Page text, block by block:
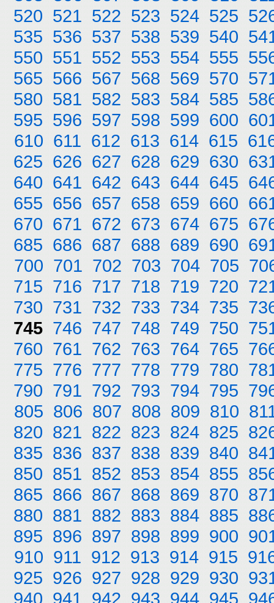
520 521 522 523 524 525
535 536 537 538 539 540
550 551 552 553 554 555
565 566 567 568 569 570
580 581 582 583 584 585
595 596 597 598 599 600
610 611 612 613 614 615
625 626 627 628 629 630
640 641 642 643 644 645
655 656 657 658 659 660
670 671 672 673 674 675
685 686 687 688 689 690
700 701 702 703 704 705
715 716 717 718 719 720
730 731 732 733 734 735
745 746 747 748 749 750
760 761 762 763 764 765
775 776 777 778 779 780
790 791 792 793 794 795
805 806 807 808 809 810
820 821 822 823 824 825
835 836 837 838 839 840
850 851 852 853 854 855
865 866 867 868 869 870
880 881 882 883 884 885
895 896 897 898 899 900
910 911 912 913 914 915
925 926 927 928 929 930
940 941 942 943 944 945